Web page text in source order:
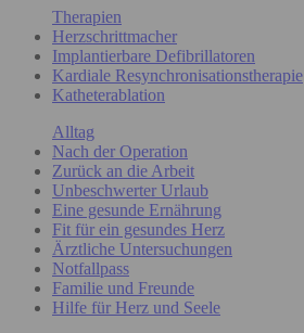
Therapien
Herzschrittmacher
Implantierbare Defibrillatoren
Kardiale Resynchronisationstherapie
Katheterablation
Alltag
Nach der Operation
Zurück an die Arbeit
Unbeschwerter Urlaub
Eine gesunde Ernährung
Fit für ein gesundes Herz
Ärztliche Untersuchungen
Notfallpass
Familie und Freunde
Hilfe für Herz und Seele